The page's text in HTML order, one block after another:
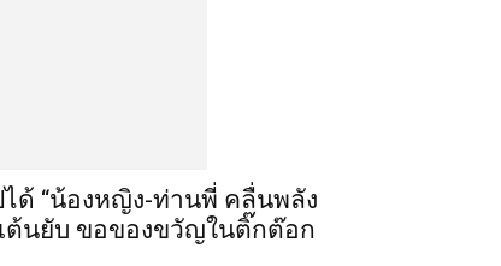
ด้ “น้องหญิง-ท่านพี่ คลื่นพลัง
ต้นยับ ขอของขวัญในติ๊กต๊อก